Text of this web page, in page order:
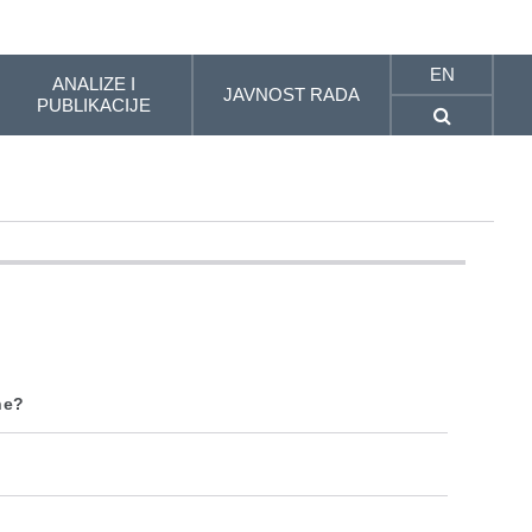
ANALIZE I
PUBLIKACIJE
JAVNOST RADA
EN